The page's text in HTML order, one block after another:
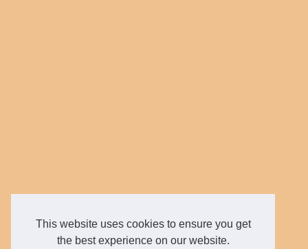
This website uses cookies to ensure you get
the best experience on our website.